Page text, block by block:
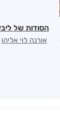
הסודות של ליבי
אורנה לוי אליהו